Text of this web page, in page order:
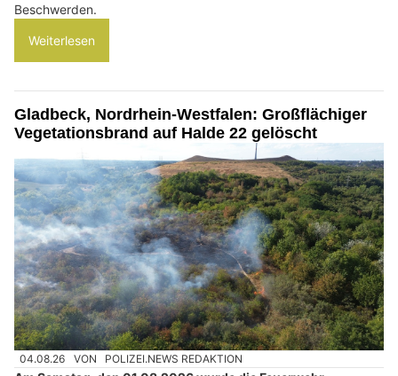
Beschwerden.
Weiterlesen
Gladbeck, Nordrhein-Westfalen: Großflächiger
Vegetationsbrand auf Halde 22 gelöscht
04.08.26 VON POLIZEI.NEWS REDAKTION